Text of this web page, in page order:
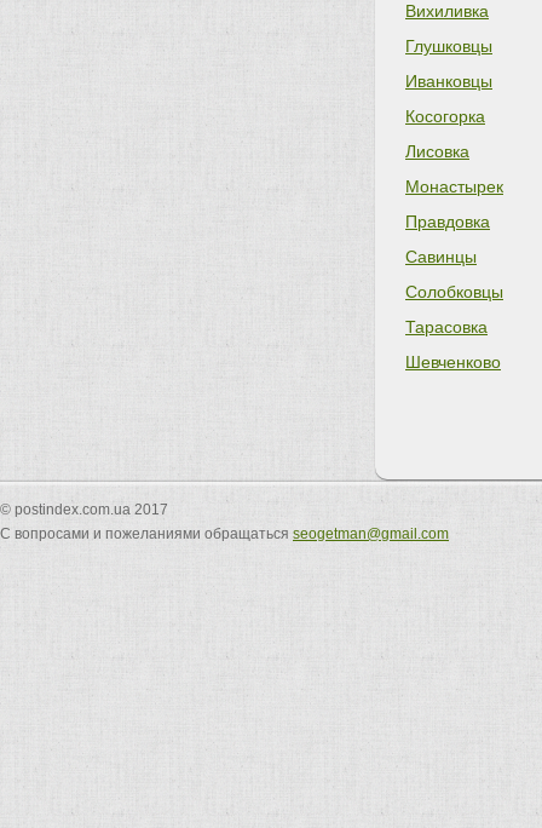
Вихиливка
Глушковцы
Иванковцы
Косогорка
Лисовка
Монастырек
Правдовка
Савинцы
Солобковцы
Тарасовка
Шевченково
© postindex.com.ua 2017
С вопросами и пожеланиями обращаться seogetman@gmail.com